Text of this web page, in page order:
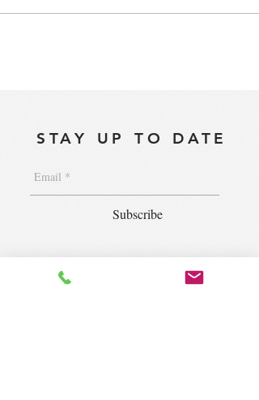
STAY UP TO DATE
Subscribe
1400 S. Wolf Rd. Suite 100, Wheeling,
IL 60090
krugforus@gmail.com